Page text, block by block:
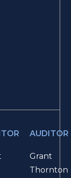
AUDITOR
Grant
Thornton